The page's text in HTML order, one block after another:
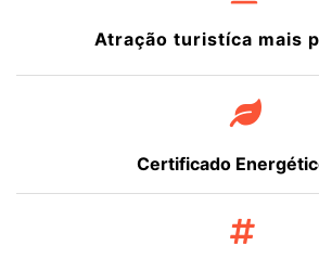
Atração turistíca mais
Certificado